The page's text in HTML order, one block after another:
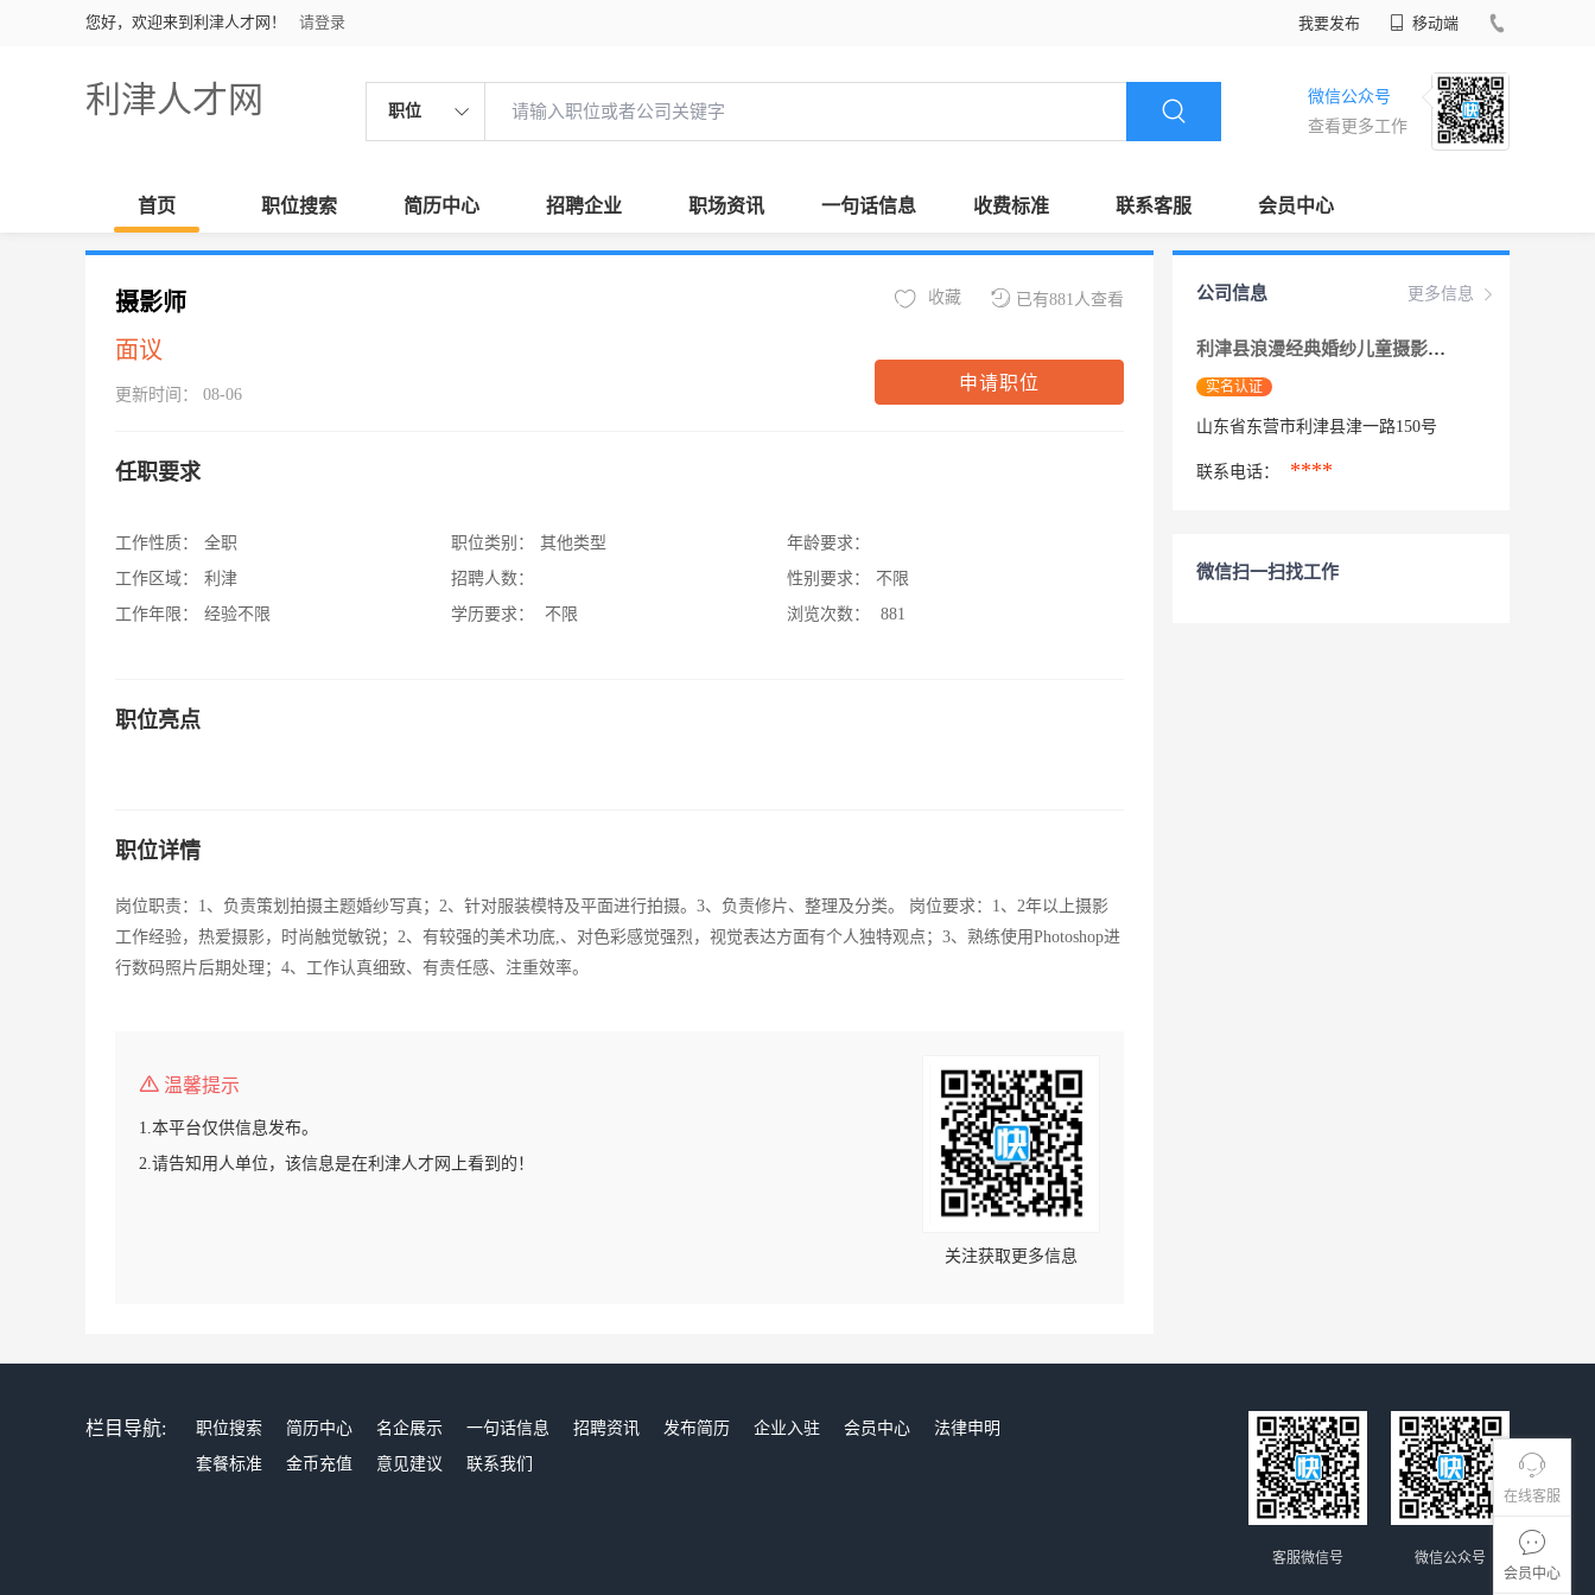
您好，欢迎来到利津人才网！ 请登录 我要发布 移动端
利津人才网 职位
微信公众号
查看更多工作
首页 职位搜索 简历中心 招聘企业 职场资讯 一句话信息 收费标准 联系客服 会员中心
在线客服
会员中心
摄影师
面议
更新时间： 08-06
已有881人查看
收藏
申请职位
任职要求
工作性质：
全职
工作区域：
利津
工作年限：
经验不限
职位类别：
其他类型
招聘人数：
学历要求：
不限
年龄要求：
性别要求：
不限
浏览次数：
881
职位亮点
职位详情
岗位职责：1、负责策划拍摄主题婚纱写真；2、针对服装模特及平面进行拍摄。3、负责修片、整理及分类。 岗位要求：1、2年以上摄影
工作经验，热爱摄影，时尚触觉敏锐；2、有较强的美术功底,、对色彩感觉强烈，视觉表达方面有个人独特观点；3、熟练使用Photoshop进
行数码照片后期处理；4、工作认真细致、有责任感、注重效率。
温馨提示
1.本平台仅供信息发布。
2.请告知用人单位，该信息是在利津人才网上看到的！
关注获取更多信息
更多信息
公司信息
利津县浪漫经典婚纱儿童摄影店
实名认证
山东省东营市利津县津一路150号
联系电话： ****
微信扫一扫找工作
栏目导航: 职位搜索 简历中心 名企展示 一句话信息 招聘资讯 发布简历 企业入驻 会员中心
法律申明
套餐标准
金币充值 意见建议 联系我们
微信公众号
客服微信号